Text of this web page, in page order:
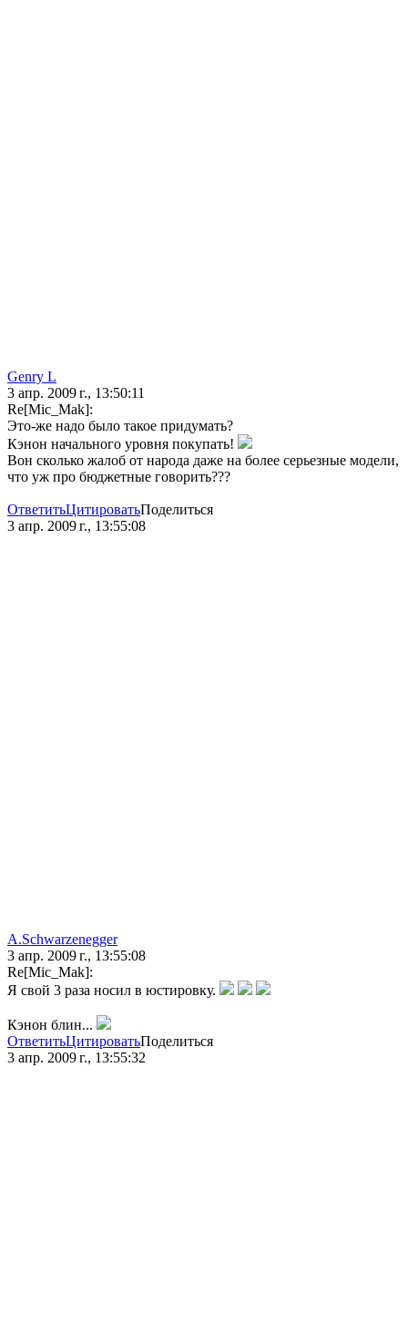
Genry L
3 апр. 2009 г., 13:50:11
Re[Mic_Mak]:
Это-же надо было такое придумать?
Кэнон начального уровня покупать!
Вон сколько жалоб от народа даже на более серьезные модели,
что уж про бюджетные говорить???
ОтветитьЦитироватьПоделиться
3 апр. 2009 г., 13:55:08
A.Schwarzenegger
3 апр. 2009 г., 13:55:08
Re[Mic_Mak]:
Я свой 3 раза носил в юстировку.
Кэнон блин...
ОтветитьЦитироватьПоделиться
3 апр. 2009 г., 13:55:32